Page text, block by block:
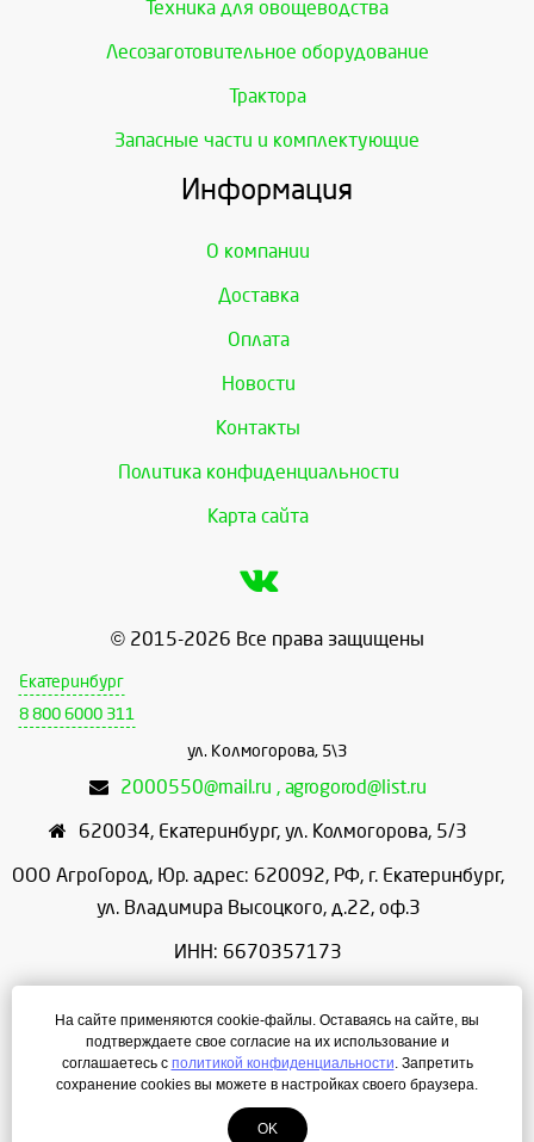
Техника для овощеводства
Лесозаготовительное оборудование
Трактора
Запасные части и комплектующие
Информация
О компании
Доставка
Оплата
Новости
Контакты
Политика конфиденциальности
Карта сайта
© 2015-2026 Все права защищены
Екатеринбург
8 800 6000 311
ул. Колмогорова, 5\3
2000550@mail.ru , agrogorod@list.ru
620034, Екатеринбург, ул. Колмогорова, 5/3
ООО АгроГород, Юр. адрес: 620092, РФ, г. Екатеринбург,
ул. Владимира Высоцкого, д.22, оф.3
ИНН: 6670357173
ОГРН: 1156658086166
Режим работы: с 9:00 до 18:00
Создание сайта — ЛегионА
На сайте применяются cookie-файлы. Оставаясь на сайте, вы
подтверждаете свое согласие на их использование и
соглашаетесь с политикой конфиденциальности. Запретить
сохранение cookies вы можете в настройках своего браузера.
OK